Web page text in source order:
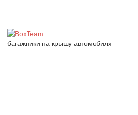
багажники на крышу автомобиля